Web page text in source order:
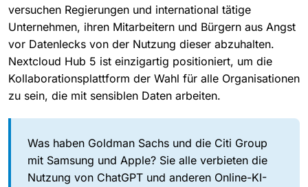
versuchen Regierungen und international tätige
Unternehmen, ihren Mitarbeitern und Bürgern aus Angst
vor Datenlecks von der Nutzung dieser abzuhalten.
Nextcloud Hub 5 ist einzigartig positioniert, um die
Kollaborationsplattform der Wahl für alle Organisationen
zu sein, die mit sensiblen Daten arbeiten.
Was haben Goldman Sachs und die Citi Group
mit Samsung und Apple? Sie alle verbieten die
Nutzung von ChatGPT und anderen Online-KI-